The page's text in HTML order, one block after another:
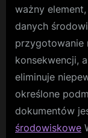
ważny
danych
przygotowanie
konsekwencji,
eliminuje
określone
dokumentów
środowiskowe